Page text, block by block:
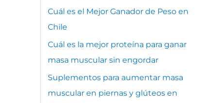
Cuál es el Mejor Ganador de Peso en
Chile
Cuál es la mejor proteína para ganar
masa muscular sin engordar
Suplementos para aumentar masa
muscular en piernas y glúteos en